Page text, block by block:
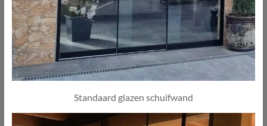
Standaard glazen schuifwand